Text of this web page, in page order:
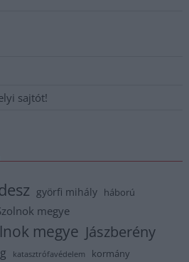
sajtót!
györfi mihály háború
megye
megye Jászberény
katasztrófavédelem kormány